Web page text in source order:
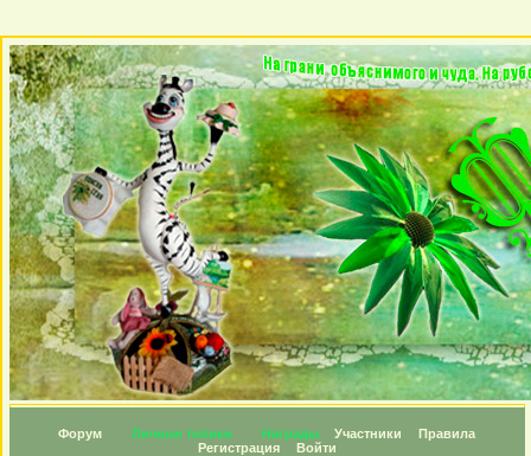
Форум Личные топики Награды Участники
Правила
Регистрация
Войти